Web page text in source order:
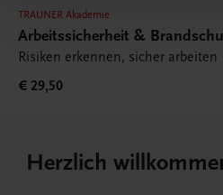
TRAUNER Akademie
Arbeitssicherheit &
Risiken erkennen, sicher arbeiten
€ 29,50
Herzlich